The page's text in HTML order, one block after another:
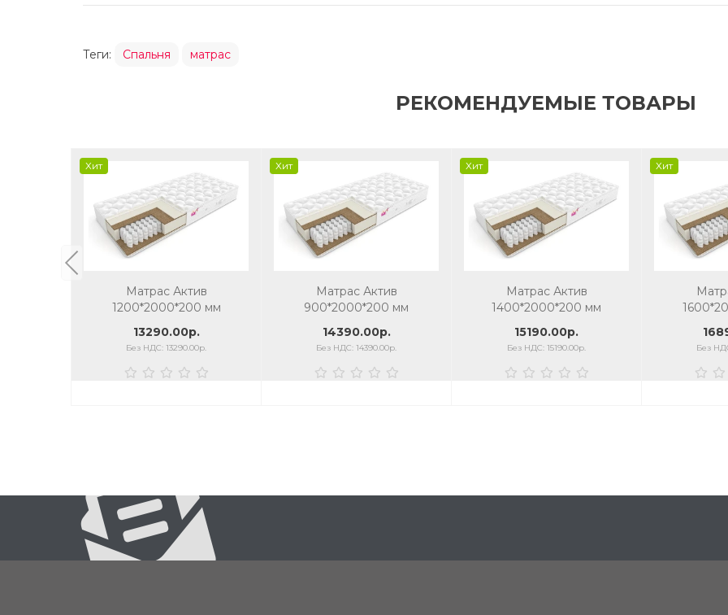
Теги: Спальня матрас
РЕКОМЕНДУЕМЫЕ ТОВАРЫ
Хит
Матрас Актив
1200*2000*200 мм
13290.00р.
Без НДС: 13290.00р.
Хит
Матрас Актив
900*2000*200 мм
14390.00р.
Без НДС: 14390.00р.
Хит
Матрас Актив
1400*2000*200 мм
15190.00р.
Без НДС: 15190.00р.
Хит
Без